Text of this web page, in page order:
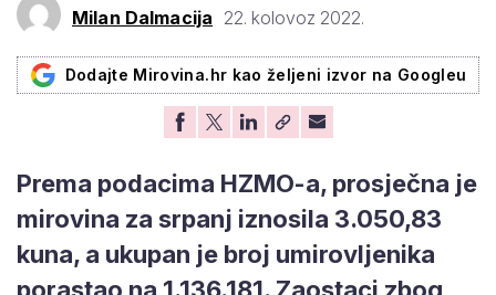
Milan Dalmacija 22. kolovoz 2022.
Dodajte Mirovina.hr kao željeni izvor na Googleu
Prema podacima HZMO-a, prosječna je
mirovina za srpanj iznosila 3.050,83
kuna, a ukupan je broj umirovljenika